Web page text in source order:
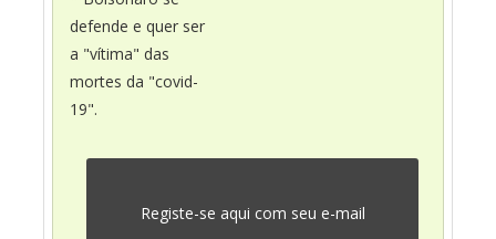
defende e quer ser
a "vítima" das
mortes da "covid-
19".
Registe-se aqui com seu e-mail